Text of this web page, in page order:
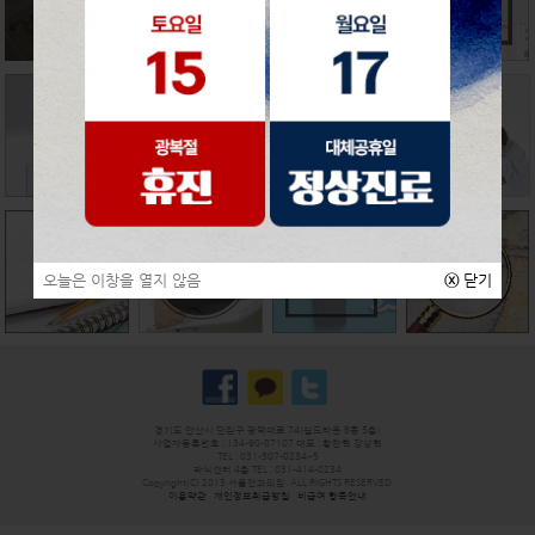
오늘은 이창을 열지 않음 ⓧ닫기
경기도 안산시 단원구 광덕대로 74(월드타운 B동 5층)
사업자등록번호 : 134-90-87107 대표 : 황찬혁 강상혁
TEL : 031-507-0234~5
라식센터 4층 TEL : 031-414-0234
Copyright(C) 2015 서울안과의원. ALL RIGHTS RESERVED.
이용약관
개인정보취급방침 비급여 항목안내